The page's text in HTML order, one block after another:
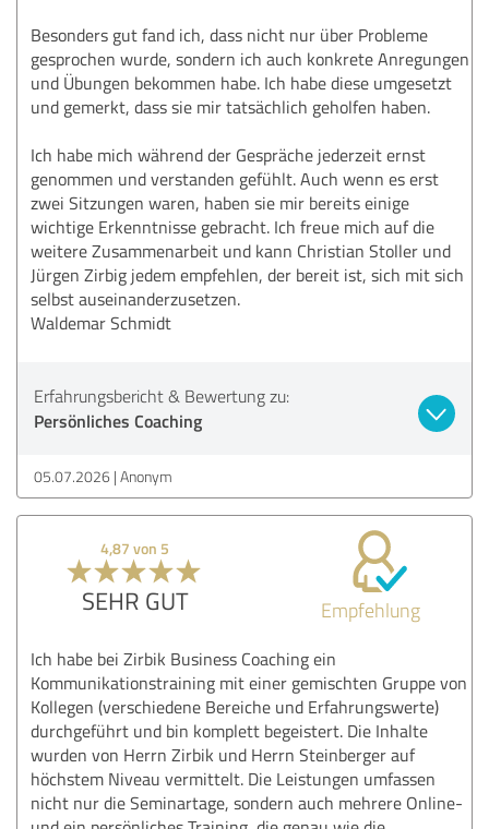
Besonders gut fand ich, dass nicht nur über Probleme
gesprochen wurde, sondern ich auch konkrete Anregungen
und Übungen bekommen habe. Ich habe diese umgesetzt
und gemerkt, dass sie mir tatsächlich geholfen haben.
Ich habe mich während der Gespräche jederzeit ernst
genommen und verstanden gefühlt. Auch wenn es erst
zwei Sitzungen waren, haben sie mir bereits einige
wichtige Erkenntnisse gebracht. Ich freue mich auf die
weitere Zusammenarbeit und kann Christian Stoller und
Jürgen Zirbig jedem empfehlen, der bereit ist, sich mit sich
selbst auseinanderzusetzen.
Waldemar Schmidt
Erfahrungsbericht & Bewertung zu:
Persönliches Coaching
05.07.2026 Anonym
4,87 von 5
SEHR GUT Empfehlung
Ich habe bei Zirbik Business Coaching ein
Kommunikationstraining mit einer gemischten Gruppe von
Kollegen (verschiedene Bereiche und Erfahrungswerte)
durchgeführt und bin komplett begeistert. Die Inhalte
wurden von Herrn Zirbik und Herrn Steinberger auf
höchstem Niveau vermittelt. Die Leistungen umfassen
nicht nur die Seminartage, sondern auch mehrere Online-